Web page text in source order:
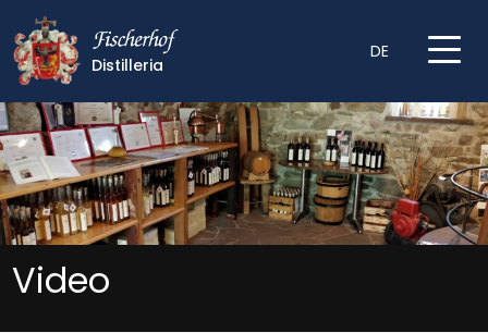
Distilleria
DE
Video